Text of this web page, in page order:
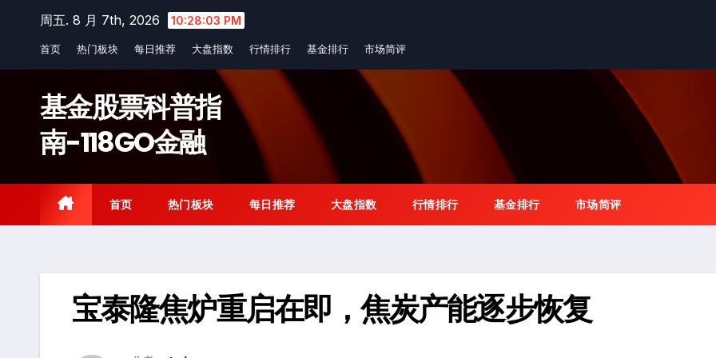
content
周五. 8 月 7th, 2026 10:28:04 PM
首页 热门板块 每日推荐 大盘指数 行情排行 基金排行 市场简评
基金股票科普指
南-118GO金融
首页 热门板块 每日推荐 大盘指数 行情排行 基金排行 市场简评
宝泰隆焦炉重启在即，焦炭产能逐步恢复